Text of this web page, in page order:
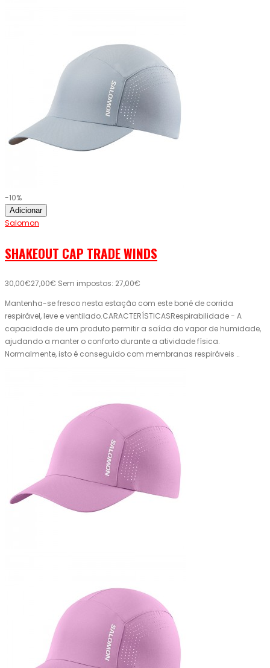
-10%
Adicionar
Salomon
SHAKEOUT CAP TRADE WINDS
30,00€27,00€ Sem impostos: 27,00€
Mantenha-se fresco nesta estação com este boné de corrida
respirável, leve e ventilado.CARACTERÍSTICASRespirabilidade - A
capacidade de um produto permitir a saída do vapor de humidade,
ajudando a manter o conforto durante a atividade física.
Normalmente, isto é conseguido com membranas respiráveis ..